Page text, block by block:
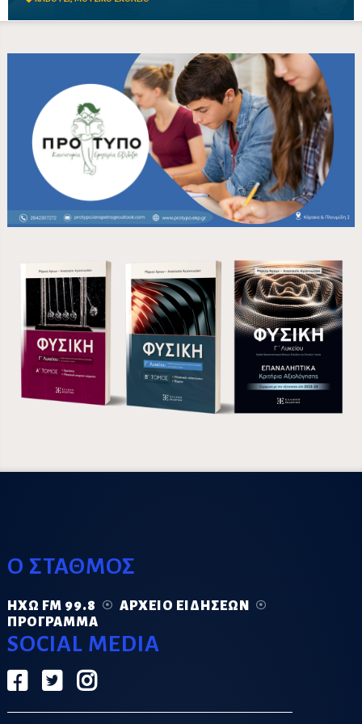
Ο ΣΤΑΘΜΟΣ
ΗΧΏ FM 99.8
ΑΡΧΕΊΟ ΕΙΔΉΣΕΩΝ
ΠΡΌΓΡΑΜΜΑ
SOCIAL MEDIA